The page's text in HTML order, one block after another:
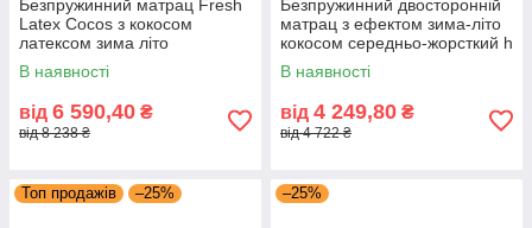
Безпружинний матрац Fresh
Latex Cocos з кокосом
латексом зима літо
різнобічний м'який жорсткий
Eurosleep
В наявності
від 6 590,40 ₴
від 8 238 ₴
Безпружинний двосторонній
матрац з ефектом зима-літо
кокосом середньо-жорсткий h
12 Brave Foam Cocos
Eurosleep
В наявності
від 4 249,80 ₴
від 4 722 ₴
Топ продажів –25% –25%